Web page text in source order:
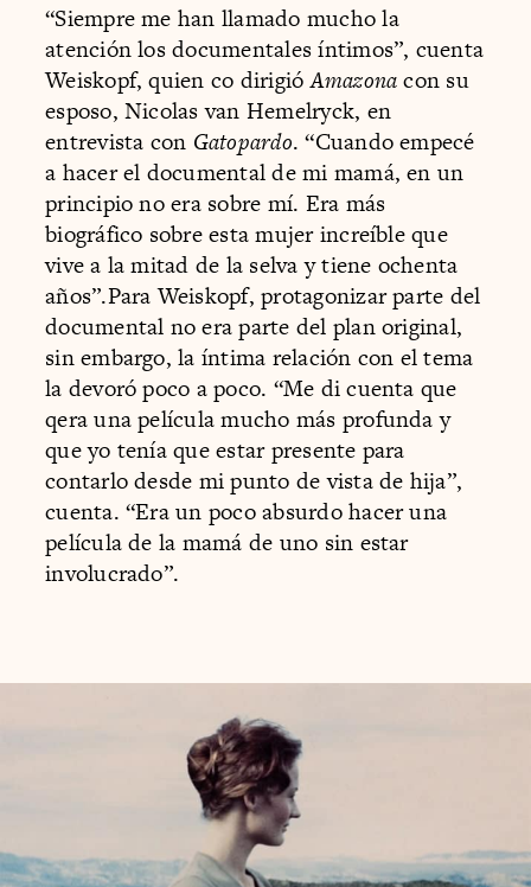
“Siempre me han llamado mucho la
atención los documentales íntimos”, cuenta
Weiskopf, quien co dirigióAmazonacon su
esposo, Nicolas van Hemelryck, en
entrevista con Gatopardo. “Cuando empecé
a hacer el documental de mi mamá, en un
principio no era sobre mí. Era más
biográfico sobre esta mujer increíble que
vive a la mitad de la selva y tiene ochenta
años”.Para Weiskopf, protagonizar parte del
documental no era parte del plan original,
sin embargo, la íntima relación con el tema
la devoró poco a poco. “Me di cuenta que
qera una película mucho más profunda y
que yo tenía que estar presente para
contarlo desde mi punto de vista de hija”,
cuenta. “Era un poco absurdo hacer una
película de la mamá de uno sin estar
involucrado”.